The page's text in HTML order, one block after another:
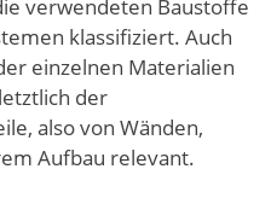
verwendeten Baustoffe
klassifiziert. Auch
einzelnen Materialien
der
also von Wänden,
Aufbau relevant.